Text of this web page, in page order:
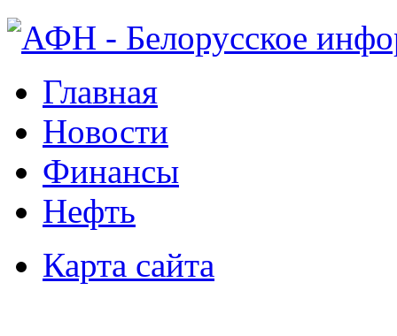
Главная
Новости
Финансы
Нефть
Карта сайта